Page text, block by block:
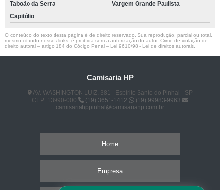
Taboão da Serra
Vargem Grande Paulista
Capitólio
O conteúdo do texto desta página é de direito reservado. Sua reprodução, parcial ou total,
mesmo citando nossos links, é proibida sem a autorização do autor. Crime de violação de
direito autoral – artigo 184 do Código Penal – Lei 9610/98 - Lei de direitos autorais
Camisaria HP
AV. WASHINGTON LUIZ, 381 - Espírito Santo do Pinhal - SP
CEP: 13990-000
(19) 3651-1412
(19) 99983-9963
camisariahppinhal@camisariahp.com.br
Home
Empresa